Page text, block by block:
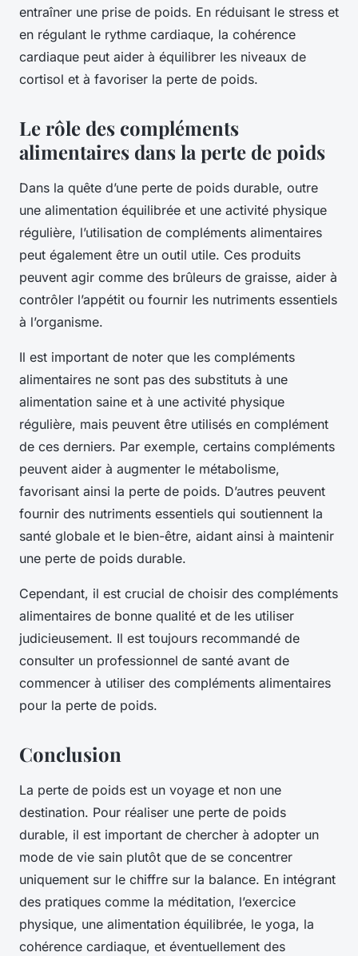
entraîner une prise de poids. En réduisant le stress et
en régulant le rythme cardiaque, la cohérence
cardiaque peut aider à équilibrer les niveaux de
cortisol et à favoriser la perte de poids.
Le rôle des compléments
alimentaires dans la perte de poids
Dans la quête d’une perte de poids durable, outre
une alimentation équilibrée et une activité physique
régulière, l’utilisation de compléments alimentaires
peut également être un outil utile. Ces produits
peuvent agir comme des brûleurs de graisse, aider à
contrôler l’appétit ou fournir les nutriments essentiels
à l’organisme.
Il est important de noter que les compléments
alimentaires ne sont pas des substituts à une
alimentation saine et à une activité physique
régulière, mais peuvent être utilisés en complément
de ces derniers. Par exemple, certains compléments
peuvent aider à augmenter le métabolisme,
favorisant ainsi la perte de poids. D’autres peuvent
fournir des nutriments essentiels qui soutiennent la
santé globale et le bien-être, aidant ainsi à maintenir
une perte de poids durable.
Cependant, il est crucial de choisir des compléments
alimentaires de bonne qualité et de les utiliser
judicieusement. Il est toujours recommandé de
consulter un professionnel de santé avant de
commencer à utiliser des compléments alimentaires
pour la perte de poids.
Conclusion
La perte de poids est un voyage et non une
destination. Pour réaliser une perte de poids
durable, il est important de chercher à adopter un
mode de vie sain plutôt que de se concentrer
uniquement sur le chiffre sur la balance. En intégrant
des pratiques comme la méditation, l’exercice
physique, une alimentation équilibrée, le yoga, la
cohérence cardiaque, et éventuellement des